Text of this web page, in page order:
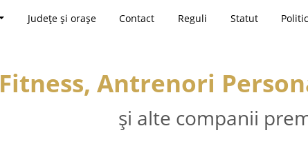
Județe și orașe Contact Reguli Statut
Fitness, Antrenori
și alte companii